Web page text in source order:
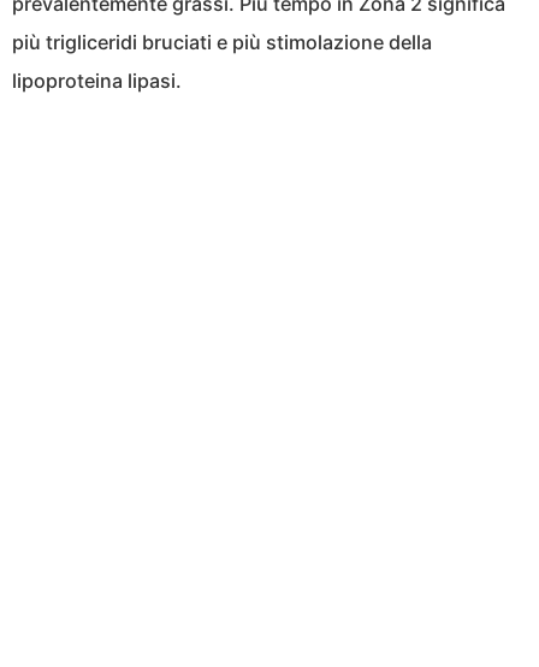
più trigliceridi bruciati e più stimolazione della
lipoproteina lipasi.